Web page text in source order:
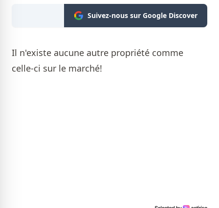
Suivez-nous sur Google Discover
Il n'existe aucune autre propriété comme
celle-ci sur le marché!